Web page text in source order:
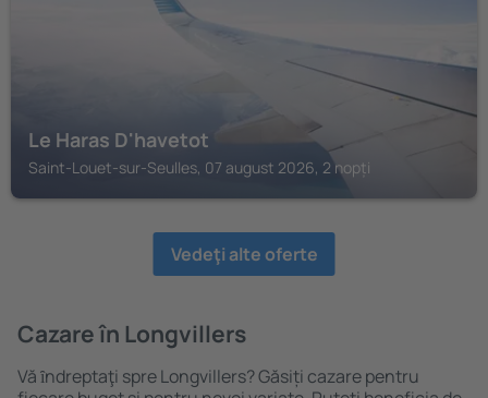
Le Haras D'havetot
Saint-Louet-sur-Seulles, 07 august 2026, 2 nopți
Vedeţi alte oferte
Cazare în Longvillers
Vă ȋndreptaţi spre Longvillers? Găsiți cazare pentru